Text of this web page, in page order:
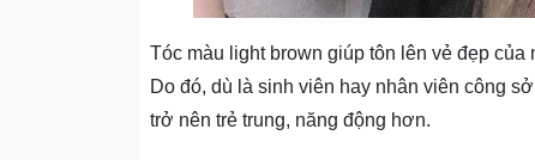
Tóc màu light brown giúp tôn lên vẻ đẹp
Do đó, dù là sinh viên hay nhân viên công
trở nên trẻ trung, năng động hơn.